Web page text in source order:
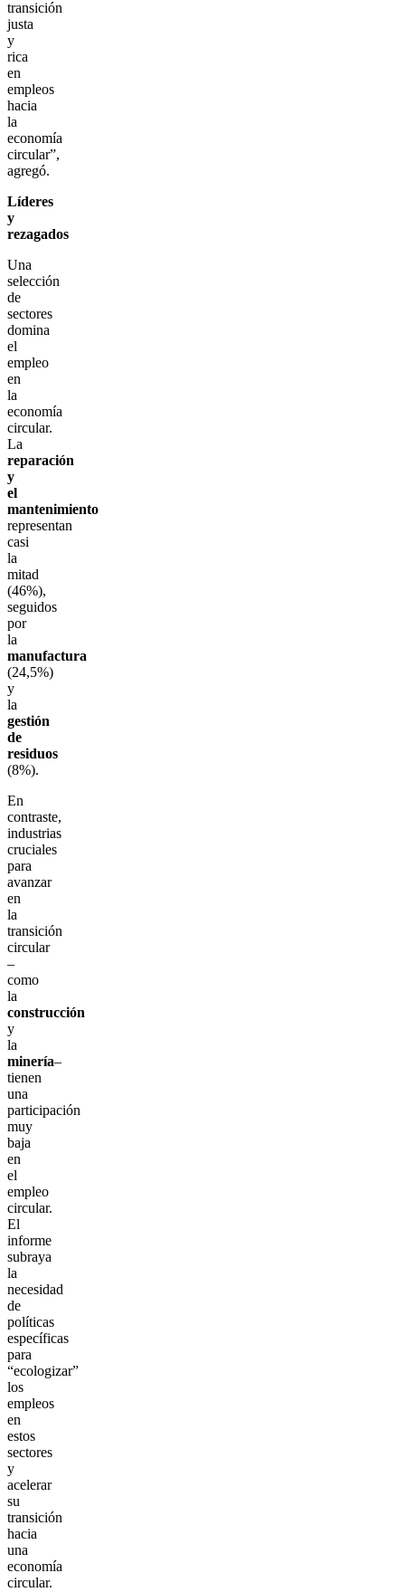
transición
justa
y
rica
en
empleos
hacia
la
economía
circular”,
agregó.
Líderes
y
rezagados
Una
selección
de
sectores
domina
el
empleo
en
la
economía
circular.
La
reparación
y
el
mantenimiento
representan
casi
la
mitad
(46%),
seguidos
por
la
manufactura
(24,5%)
y
la
gestión
de
residuos
(8%).
En
contraste,
industrias
cruciales
para
avanzar
en
la
transición
circular
–
como
la
construcción
y
la
minería–
tienen
una
participación
muy
baja
en
el
empleo
circular.
El
informe
subraya
la
necesidad
de
políticas
específicas
para
“ecologizar”
los
empleos
en
estos
sectores
y
acelerar
su
transición
hacia
una
economía
circular.